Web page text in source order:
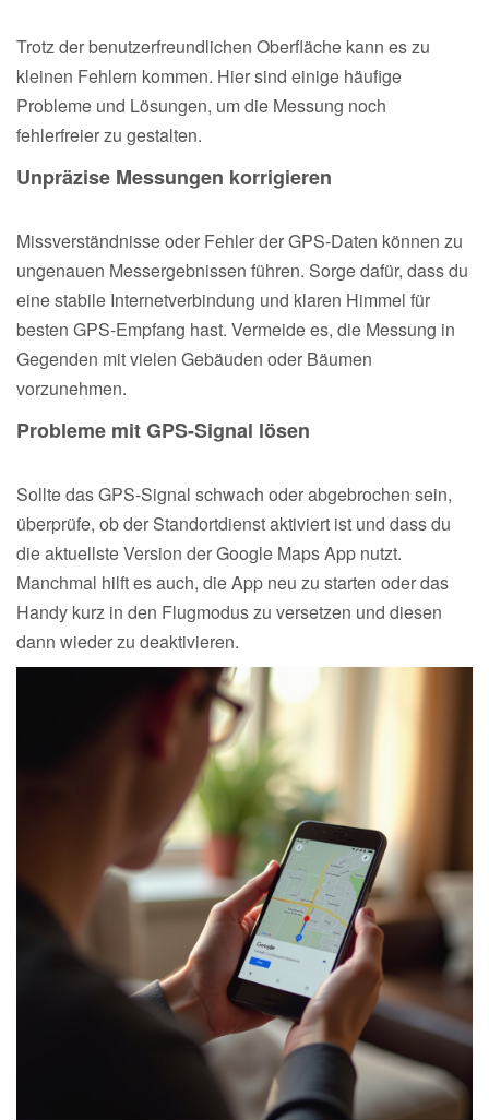
Trotz der benutzerfreundlichen Oberfläche kann es zu
kleinen Fehlern kommen. Hier sind einige häufige
Probleme und Lösungen, um die Messung noch
fehlerfreier zu gestalten.
Unpräzise Messungen korrigieren
Missverständnisse oder Fehler der GPS-Daten können zu
ungenauen Messergebnissen führen. Sorge dafür, dass du
eine stabile Internetverbindung und klaren Himmel für
besten GPS-Empfang hast. Vermeide es, die Messung in
Gegenden mit vielen Gebäuden oder Bäumen
vorzunehmen.
Probleme mit GPS-Signal lösen
Sollte das GPS-Signal schwach oder abgebrochen sein,
überprüfe, ob der Standortdienst aktiviert ist und dass du
die aktuellste Version der Google Maps App nutzt.
Manchmal hilft es auch, die App neu zu starten oder das
Handy kurz in den Flugmodus zu versetzen und diesen
dann wieder zu deaktivieren.